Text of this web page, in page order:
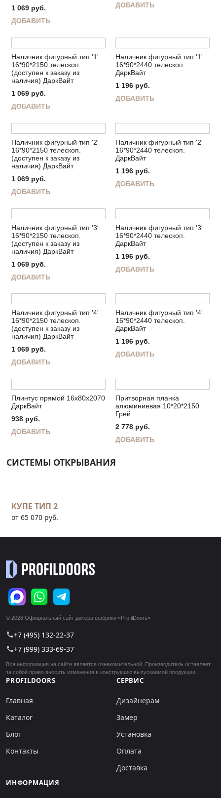
1 069 руб.
ДОБАВИТЬ
ДОБАВИТЬ
Наличник фигурный тип '1'
16*90*2150 телескоп.
(доступен к заказу из
наличия) ДаркВайт
1 069 руб.
ДОБАВИТЬ
Наличник фигурный тип '1'
16*90*2440 телескоп.
ДаркВайт
1 196 руб.
ДОБАВИТЬ
Наличник фигурный тип '2'
16*90*2150 телескоп.
(доступен к заказу из
наличия) ДаркВайт
1 069 руб.
ДОБАВИТЬ
Наличник фигурный тип '2'
16*90*2440 телескоп.
ДаркВайт
1 196 руб.
ДОБАВИТЬ
Наличник фигурный тип '3'
16*90*2150 телескоп.
(доступен к заказу из
наличия) ДаркВайт
1 069 руб.
ДОБАВИТЬ
Наличник фигурный тип '3'
16*90*2440 телескоп.
ДаркВайт
1 196 руб.
ДОБАВИТЬ
Наличник фигурный тип '4'
16*90*2150 телескоп.
(доступен к заказу из
наличия) ДаркВайт
1 069 руб.
ДОБАВИТЬ
Наличник фигурный тип '4'
16*90*2440 телескоп.
ДаркВайт
1 196 руб.
ДОБАВИТЬ
Плинтус прямой 16х80х2070
ДаркВайт
938 руб.
ДОБАВИТЬ
Притворная планка
алюминиевая 10*20*2150
Грей
2 778 руб.
ДОБАВИТЬ
СИСТЕМЫ ОТКРЫВАНИЯ
КУПЕ ТИП 2
от 65 070 руб.
© 2026 Официальный сайт дилера фабрики «ProfilDoors»
call+7 (495) 132-22-37
call+7 (999) 333-69-37
Вся информация на сайте является ознакомительной. Производитель оставляет
за собой право вносить изменения в конструкцию выпускаемой продукции.
PROFILDOORS
Главная
Каталог
Блог
Контакты
СЕРВИС
Дизайнерам
Замер
Установка
Оплата
Доставка
ИНФОРМАЦИЯ